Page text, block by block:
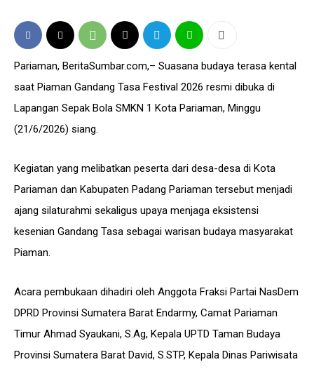
Pariaman, BeritaSumbar.com,– Suasana budaya terasa kental
saat Piaman Gandang Tasa Festival 2026 resmi dibuka di
Lapangan Sepak Bola SMKN 1 Kota Pariaman, Minggu
(21/6/2026) siang.
Kegiatan yang melibatkan peserta dari desa-desa di Kota
Pariaman dan Kabupaten Padang Pariaman tersebut menjadi
ajang silaturahmi sekaligus upaya menjaga eksistensi
kesenian Gandang Tasa sebagai warisan budaya masyarakat
Piaman.
Acara pembukaan dihadiri oleh Anggota Fraksi Partai NasDem
DPRD Provinsi Sumatera Barat Endarmy, Camat Pariaman
Timur Ahmad Syaukani, S.Ag, Kepala UPTD Taman Budaya
Provinsi Sumatera Barat David, S.STP, Kepala Dinas Pariwisata